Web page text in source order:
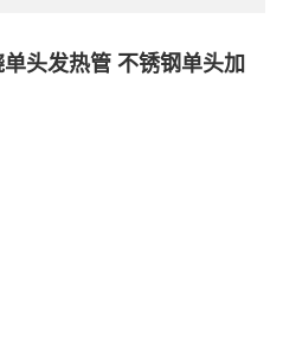
头发热管 不锈钢单头加